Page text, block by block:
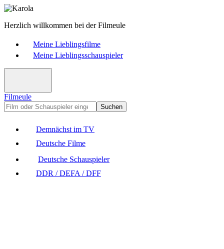
Herzlich willkommen bei der Filmeule
Meine Lieblingsfilme
Meine Lieblingsschauspieler
Filmeule
Suchen
Demnächst im TV
Deutsche Filme
Deutsche Schauspieler
DDR / DEFA / DFF